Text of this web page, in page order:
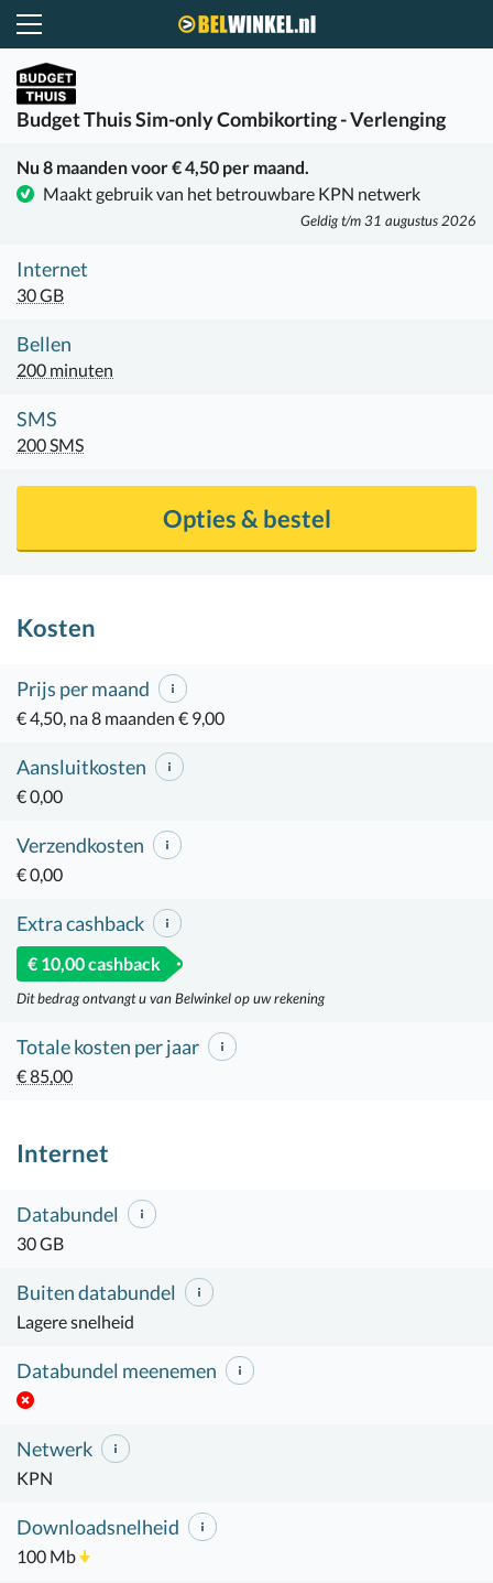
Budget ThuisSim-only Combikorting - Verlenging
Nu 8 maanden voor € 4,50 per maand.
Maakt gebruik van het betrouwbare KPN netwerk
Geldig t/m 31 augustus 2026
Internet
30 GB
Bellen
200 minuten
SMS
200 SMS
Opties & bestel
Kosten
Prijs per maand
€ 4,50, na 8 maanden € 9,00
Aansluitkosten
€ 0,00
Verzendkosten
€ 0,00
Extra cashback
€ 10,00 cashback
Dit bedrag ontvangt u van Belwinkel op uw rekening
Totale kosten per jaar
€ 85,00
Internet
Databundel
30 GB
Buiten databundel
Lagere snelheid
Databundel meenemen
Netwerk
KPN
Downloadsnelheid
100 Mb